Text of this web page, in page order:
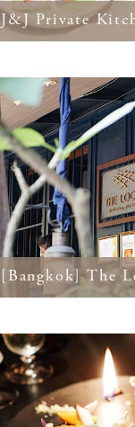
J&J Private
[Bangkok] The